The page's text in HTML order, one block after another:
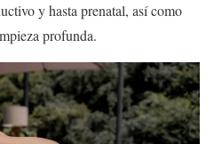
y hasta prenatal, así como
profunda.